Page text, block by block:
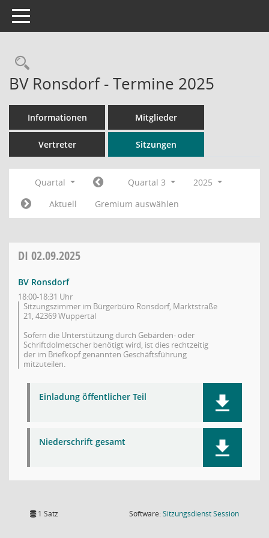
Toggle navigation
Rechercheauswahl
BV Ronsdorf - Termine 2025
Informationen Mitglieder
Vertreter Sitzungen
Quartal Quartal 3
2025
Aktuell
Gremium auswählen
DI 02.09.2025
BV Ronsdorf
18:00-18:31 Uhr
Sitzungszimmer im Bürgerbüro Ronsdorf, Marktstraße
21, 42369 Wuppertal
Sofern die Unterstützung durch Gebärden- oder
Schriftdolmetscher benötigt wird, ist dies rechtzeitig
der im Briefkopf genannten Geschäftsführung
mitzuteilen.
Einladung öffentlicher Teil
Niederschrift gesamt
1 Satz Software:SitzungsdienstSession(Wird in